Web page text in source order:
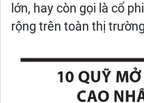
lớn, hay còn gọi là cổ
rộng trên toàn thị